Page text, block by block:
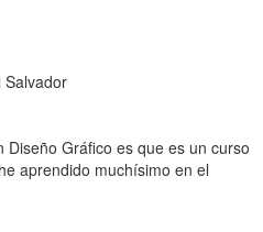
Salvador
Gráfico es que es un curso
aprendido muchísimo en el